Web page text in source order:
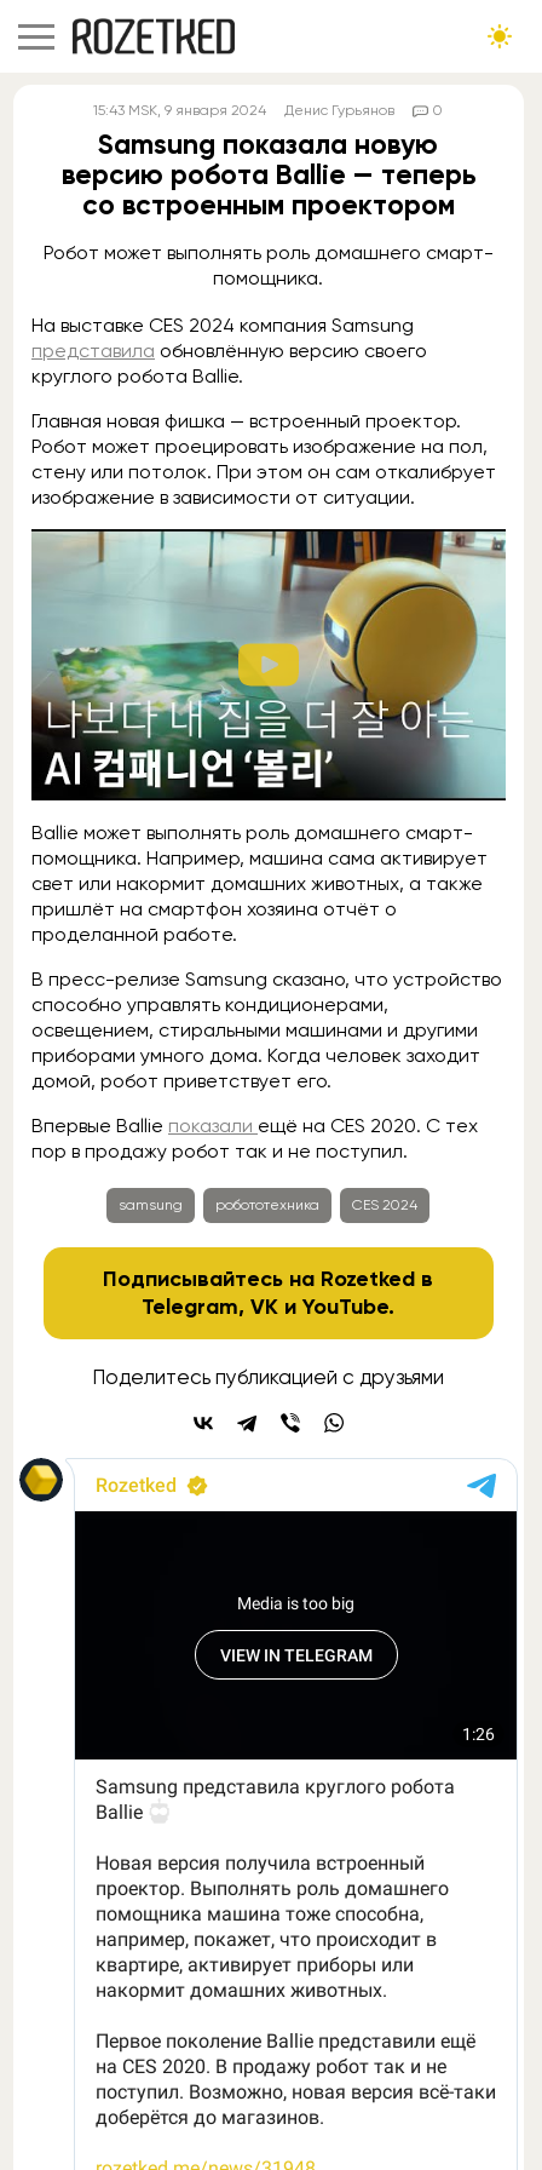
15:43 MSK, 9 января 2024 Денис Гурьянов 0
Samsung показала новую
версию робота Ballie — теперь
со встроенным проектором
Робот может выполнять роль домашнего смарт-
помощника.
На выставке CES 2024 компания Samsung
представила обновлённую версию своего
круглого робота Ballie.
Главная новая фишка — встроенный проектор.
Робот может проецировать изображение на пол,
стену или потолок. При этом он сам откалибрует
изображение в зависимости от ситуации.
Ballie может выполнять роль домашнего смарт-
помощника. Например, машина сама активирует
свет или накормит домашних животных, а также
пришлёт на смартфон хозяина отчёт о
проделанной работе.
В пресс-релизе Samsung сказано, что устройство
способно управлять кондиционерами,
освещением, стиральными машинами и другими
приборами умного дома. Когда человек заходит
домой, робот приветствует его.
Впервые Ballie показали ещё на CES 2020. С тех
пор в продажу робот так и не поступил.
samsung робототехника CES 2024
Подписывайтесь на Rozetked в
Telegram,VK иYouTube.
Поделитесь публикацией с друзьями